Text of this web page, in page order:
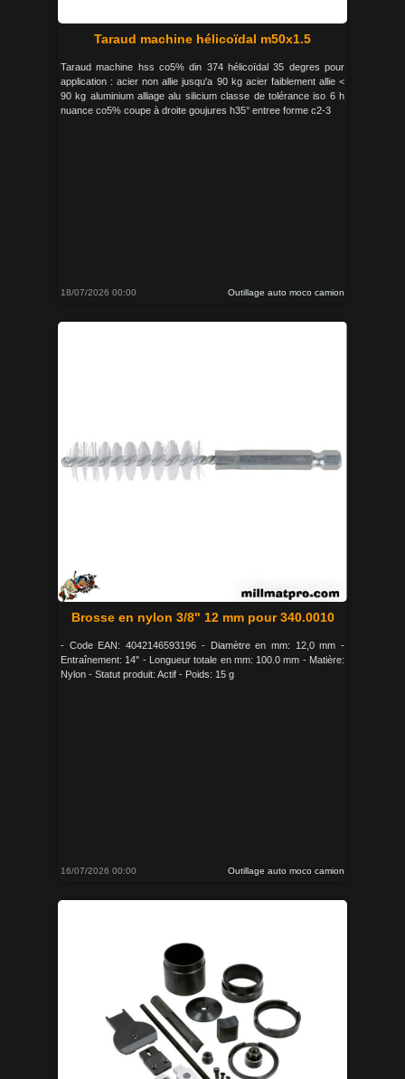
Taraud machine hélicoïdal m50x1.5
Taraud machine hss co5% din 374 hélicoïdal 35 degres pour
application : acier non allie jusqu'a 90 kg acier faiblement allie <
90 kg aluminium alliage alu silicium classe de tolérance iso 6 h
nuance co5% coupe à droite goujures h35° entree forme c2-3
18/07/2026 00:00 Outillage auto moco camion
Brosse en nylon 3/8" 12 mm pour 340.0010
- Code EAN: 4042146593196 - Diamètre en mm: 12,0 mm -
Entraînement: 14" - Longueur totale en mm: 100.0 mm - Matière:
Nylon - Statut produit: Actif - Poids: 15 g
16/07/2026 00:00 Outillage auto moco camion